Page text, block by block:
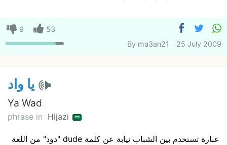
9
53
By ma3an21 25 July 2009
يا واد
Ya Wad
phrase in Hijazi
عبارة تستخدم بين الشباب نيابة عن كلمة dude "دود" من اللغة